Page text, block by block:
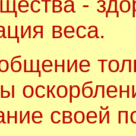
веса.
своей